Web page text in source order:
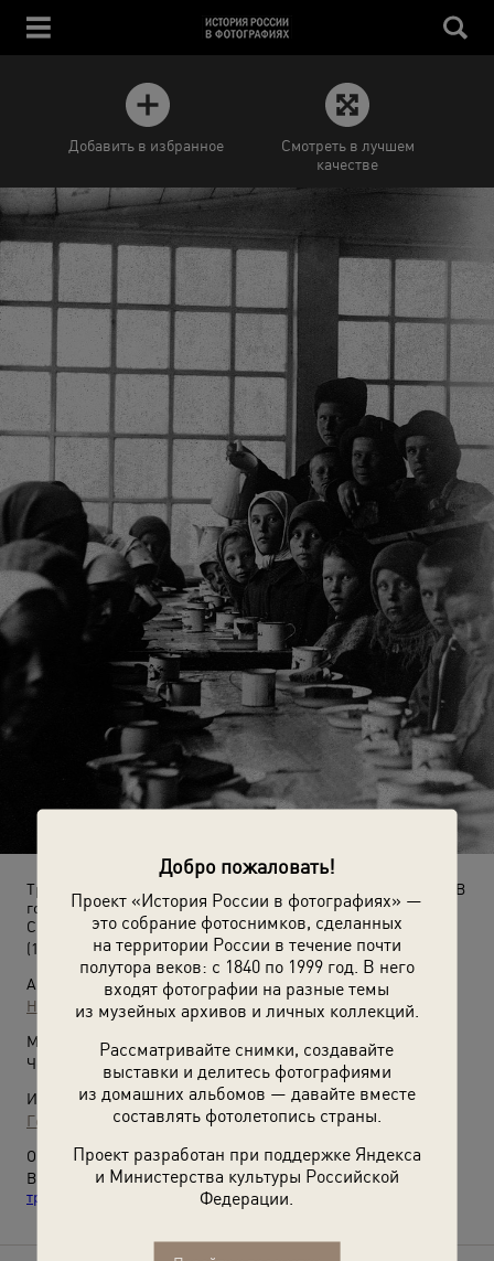
Добро пожаловать!
Проект «История России в фотографиях» —
это собрание фотоснимков, сделанных
на территории России в течение почти
полутора веков: с 1840 по 1999 год. В него
входят фотографии на разные темы
из музейных архивов и личных коллекций.
Рассматривайте снимки, создавайте
выставки и делитесь фотографиями
из домашних альбомов — давайте вместе
составлять фотолетопись страны.
Проект разработан при поддержке Яндекса
и Министерства культуры Российской
Федерации.
Добавить в избранное
Смотреть в лучшем
качестве
Трудовая школа имени Карла Либкнехта и Розы Люксембург. В
гостях – дети сельскохозяйственной коммуны из деревни
Смолино. В столовой
(1923 год)
Автор:
Неизвестный автор
Место съемки:
Челябинская губ., г. Челябинск
Источники:
Государственный исторический музей Южного Урала
О фотографии:
Выставки«Мы новый мир построим»и «"Первое, второе,
третье и компот!" Советские столовые»